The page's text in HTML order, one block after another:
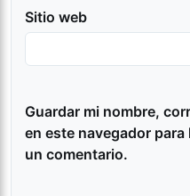
Sitio web
Guardar mi nombre,
en este navegador
un comentario.